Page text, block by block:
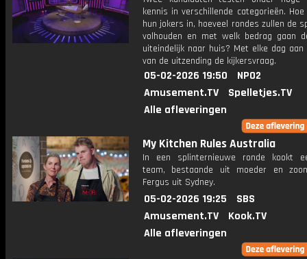
kennis in verschillende categorieën.
hun jokers in, hoeveel rondes zullen de
volhouden en met welk bedrag gaan
uiteindelijk naar huis? Met elke dag
van de uitzending de kijkersvraag.
05-02-2026 19:50
NPO2
Amusement.TV
Spelletjes.TV
Alle afleveringen
My Kitchen Rules Australia
In een splinternieuwe ronde kookt
team, bestaande uit moeder en
Fergus uit Sydney.
05-02-2026 19:25
SBS
Amusement.TV
Kook.TV
Alle afleveringen